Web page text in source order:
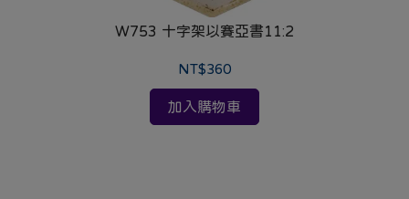
W753 十字架以賽亞書11:2
NT$360
加入購物車